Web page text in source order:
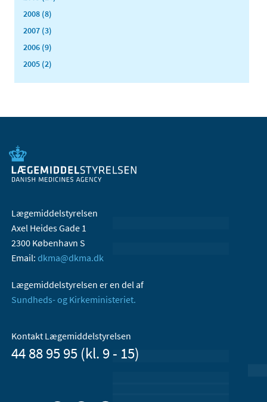
2008 (8)
2007 (3)
2006 (9)
2005 (2)
Lægemiddelstyrelsen
Axel Heides Gade 1
2300 København S
Email: dkma@dkma.dk
Lægemiddelstyrelsen er en del af
Sundheds- og Kirkeministeriet.
Kontakt Lægemiddelstyrelsen
44 88 95 95 (kl. 9 - 15)